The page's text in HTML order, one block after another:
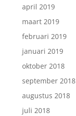
april 2019
maart 2019
februari 2019
januari 2019
oktober 2018
september 2018
augustus 2018
juli 2018